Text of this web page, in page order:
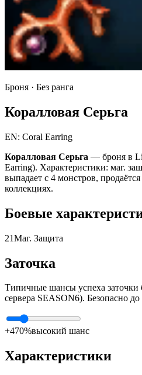
Броня · Без ранга
Коралловая Серьга
EN: Coral Earring
Коралловая Серьга — броня в
Earring). Характеристики: маг.
выпадает с 4 монстров,
коллекциях.
Боевые
21Маг. Защита
Заточка
Типичные шансы успеха заточки
сервера SEASON6). Безопасно до
+470%высокий шанс
Характеристики